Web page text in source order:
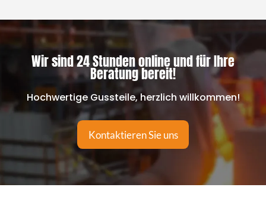
Wir sind 24 Stunden online und für Ihre
Beratung bereit!
Hochwertige Gussteile, herzlich willkommen!
Kontaktieren Sie uns